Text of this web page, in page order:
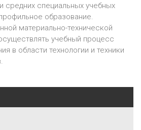
средних специальных учебных
образование.
материально-технической
учебный процесс
в области технологии и техники